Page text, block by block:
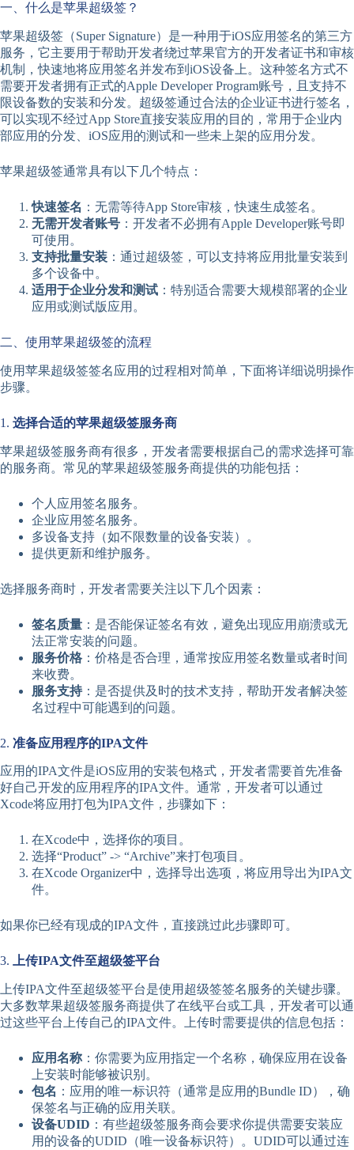
一、什么是苹果超级签？
苹果超级签（Super Signature）是一种用于iOS应用签名的第三方
服务，它主要用于帮助开发者绕过苹果官方的开发者证书和审核
机制，快速地将应用签名并发布到iOS设备上。这种签名方式不
需要开发者拥有正式的Apple Developer Program账号，且支持不
限设备数的安装和分发。超级签通过合法的企业证书进行签名，
可以实现不经过App Store直接安装应用的目的，常用于企业内
部应用的分发、iOS应用的测试和一些未上架的应用分发。
苹果超级签通常具有以下几个特点：
快速签名 ：无需等待App Store审核，快速生成签名。
无需开发者账号 ：开发者不必拥有Apple Developer账号即
可使用。
支持批量安装 ：通过超级签，可以支持将应用批量安装到
多个设备中。
适用于企业分发和测试 ：特别适合需要大规模部署的企业
应用或测试版应用。
二、使用苹果超级签的流程
使用苹果超级签签名应用的过程相对简单，下面将详细说明操作
步骤。
1. 选择合适的苹果超级签服务商
苹果超级签服务商有很多，开发者需要根据自己的需求选择可靠
的服务商。常见的苹果超级签服务商提供的功能包括：
个人应用签名服务。
企业应用签名服务。
多设备支持（如不限数量的设备安装）。
提供更新和维护服务。
选择服务商时，开发者需要关注以下几个因素：
签名质量 ：是否能保证签名有效，避免出现应用崩溃或无
法正常安装的问题。
服务价格 ：价格是否合理，通常按应用签名数量或者时间
来收费。
服务支持：是否提供及时的技术支持，帮助开发者解决签
名过程中可能遇到的问题。
2. 准备应用程序的IPA文件
应用的IPA文件是iOS应用的安装包格式，开发者需要首先准备
好自己开发的应用程序的IPA文件。通常，开发者可以通过
Xcode将应用打包为IPA文件，步骤如下：
在Xcode中，选择你的项目。
选择“Product” -> “Archive”来打包项目。
在Xcode Organizer中，选择导出选项，将应用导出为IPA文
件。
如果你已经有现成的IPA文件，直接跳过此步骤即可。
3. 上传IPA文件至超级签平台
上传IPA文件至超级签平台是使用超级签签名服务的关键步骤。
大多数苹果超级签服务商提供了在线平台或工具，开发者可以通
过这些平台上传自己的IPA文件。上传时需要提供的信息包括：
应用名称 ：你需要为应用指定一个名称，确保应用在设备
上安装时能够被识别。
包名 ：应用的唯一标识符（通常是应用的Bundle ID），确
保签名与正确的应用关联。
设备UDID ：有些超级签服务商会要求你提供需要安装应
用的设备的UDID（唯一设备标识符）。UDID可以通过连